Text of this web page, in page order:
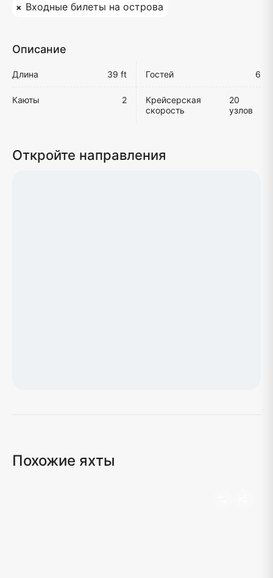
Входные билеты на острова
Описание
Длина 39 ft Гостей 6
Каюты 2
Крейсерская
скорость
20
узлов
Откройте направления
Похожие яхты